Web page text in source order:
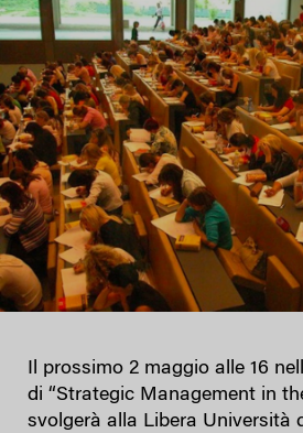
Il prossimo 2 maggio alle 16
di “Strategic Management in
svolgerà alla Libera Università